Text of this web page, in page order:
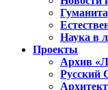
Наука в
Проекты
Архив
Русский